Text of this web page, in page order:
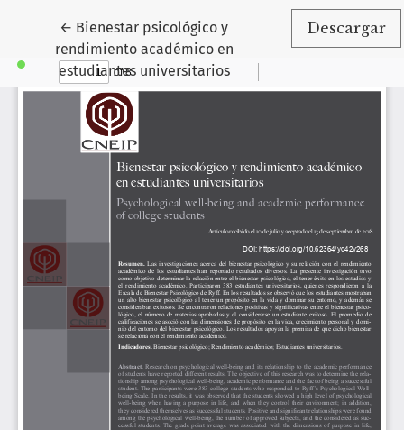
← Volver a los detalles del artículo
Bienestar psicológico y
rendimiento académico en
estudiantes universitarios
Descargar